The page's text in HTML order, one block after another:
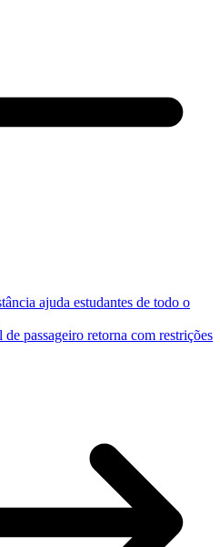
ajuda estudantes de todo o
passageiro retorna com restrições